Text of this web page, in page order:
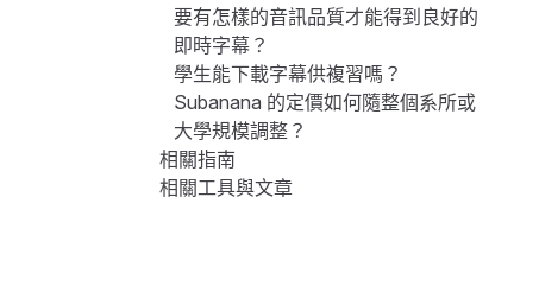
要有怎樣的音訊品質才能得到良好的
即時字幕？
學生能下載字幕供複習嗎？
Subanana 的定價如何隨整個系所或
大學規模調整？
相關指南
相關工具與文章